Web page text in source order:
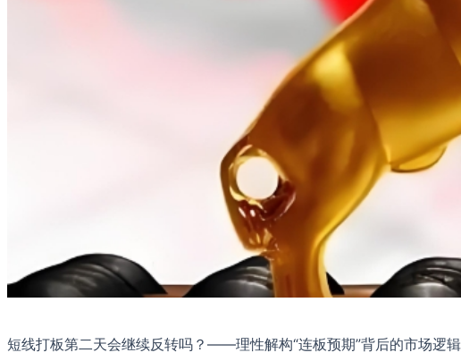
短线打板第二天会继续反转吗？——理性解构“连板预期”背后的市场逻